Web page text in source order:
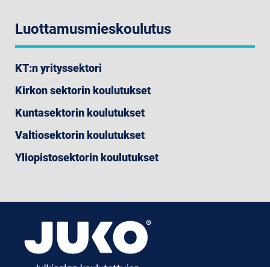
Luottamusmieskoulutus
KT:n yrityssektori
Kirkon sektorin koulutukset
Kuntasektorin koulutukset
Valtiosektorin koulutukset
Yliopistosektorin koulutukset